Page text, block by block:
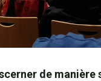
de